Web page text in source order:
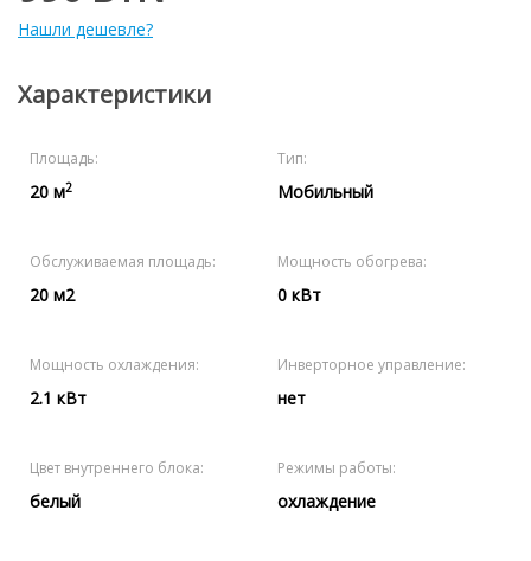
Нашли дешевле?
Характеристики
Площадь:
20 м2
Тип:
Мобильный
Обслуживаемая площадь:
20 м2
Мощность обогрева:
0 кВт
Мощность охлаждения:
2.1 кВт
Инверторное управление:
нет
Цвет внутреннего блока:
белый
Режимы работы:
охлаждение